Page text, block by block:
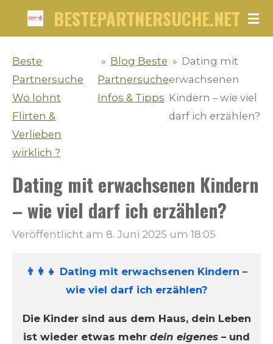
BESTEPARTNERSUCHE.NET
Beste
Partnersuche
Wo lohnt
Flirten &
Verlieben
wirklich ?
» Blog Beste
Partnersuche
Infos & Tipps
» Dating mit
erwachsenen
Kindern – wie viel
darf ich erzählen?
Dating mit erwachsenen Kindern
– wie viel darf ich erzählen?
Veröffentlicht am 8. Juni 2025 um 18:05
👨‍👩‍👧 Dating mit erwachsenen Kindern –
wie viel darf ich erzählen?
Die Kinder sind aus dem Haus, dein Leben
ist wieder etwas mehr dein eigenes – und